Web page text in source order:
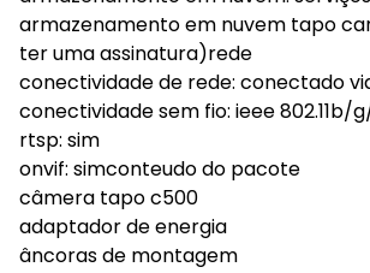
armazenamento em nuvem tapo
ter uma assinatura)rede
conectividade de rede: conectado
conectividade sem fio: ieee 802.11b/
rtsp: sim
onvif: simconteudo do pacote
câmera tapo c500
adaptador de energia
âncoras de montagem